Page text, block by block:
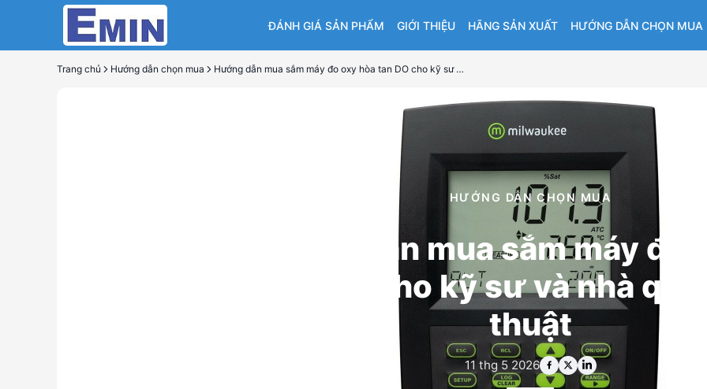
ĐÁNH GIÁ SẢN PHẨM GIỚI THIỆU HÃNG SẢN XUẤT HƯỚNG DẪN CHỌN MUA
Trang chủ Hướng dẫn chọn mua Hướng dẫn mua sắm máy đo oxy hòa tan DO cho kỹ sư và nhà quản lý kỹ thuật
HƯỚNG DẪN CHỌN MUA
Hướng dẫn mua sắm máy đo
tan DO cho kỹ sư và nhà
thuật
11 thg 5 2026